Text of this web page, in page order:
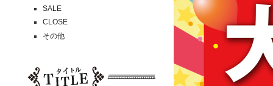
SALE
CLOSE
その他